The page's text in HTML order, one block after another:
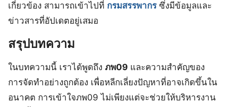
เกี่ยวข้อง สามารถเข้าไปที่ กรมสรรพากรซึ่งมีข้อมูลและ
ข่าวสารที่อัปเดตอยู่เสมอ
สรุปบทความ
ในบทความนี้ เราได้พูดถึง ภพ09 และความสำคัญของ
การจัดทำอย่างถูกต้อง เพื่อหลีกเลี่ยงปัญหาที่อาจเกิดขึ้นใน
อนาคต การเข้าใจภพ09 ไม่เพียงแต่จะช่วยให้บริหารงาน